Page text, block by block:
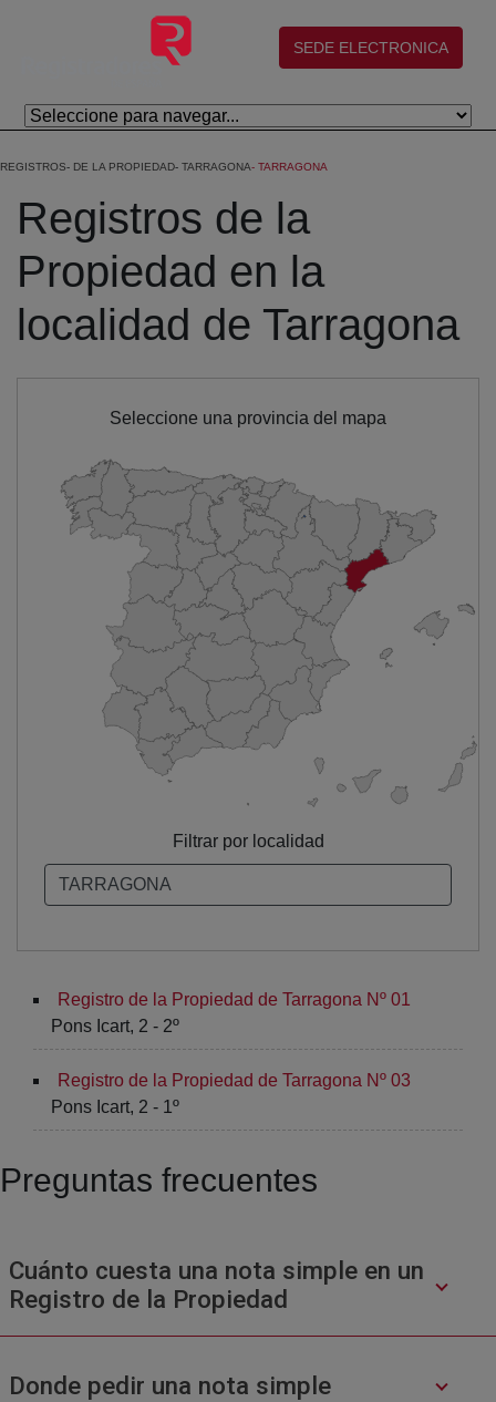
Salta al contingut principal
(abre en nueva ventana)
SEDE ELECTRONICA
REGISTROS DE LA PROPIEDAD TARRAGONA TARRAGONA
Registros de la
Propiedad en la
localidad de Tarragona
Seleccione una provincia del mapa
Filtrar por localidad
Registro de la Propiedad de Tarragona Nº 01
Pons Icart, 2 - 2º
Registro de la Propiedad de Tarragona Nº 03
Pons Icart, 2 - 1º
Preguntas frecuentes
Cuánto cuesta una nota simple en un
Registro de la Propiedad
Donde pedir una nota simple